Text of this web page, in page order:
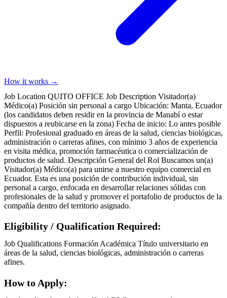
How it works →
Job Location QUITO OFFICE Job Description Visitador(a)
Médico(a) Posición sin personal a cargo Ubicación: Manta, Ecuador
(los candidatos deben residir en la provincia de Manabí o estar
dispuestos a reubicarse en la zona) Fecha de inicio: Lo antes posible
Perfil: Profesional graduado en áreas de la salud, ciencias biológicas,
administración o carreras afines, con mínimo 3 años de experiencia
en visita médica, promoción farmacéutica o comercialización de
productos de salud. Descripción General del Rol Buscamos un(a)
Visitador(a) Médico(a) para unirse a nuestro equipo comercial en
Ecuador. Esta es una posición de contribución individual, sin
personal a cargo, enfocada en desarrollar relaciones sólidas con
profesionales de la salud y promover el portafolio de productos de la
compañía dentro del territorio asignado.
Eligibility / Qualification Required:
Job Qualifications Formación Académica Título universitario en
áreas de la salud, ciencias biológicas, administración o carreras
afines.
How to Apply: